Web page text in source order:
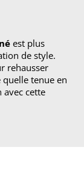
est plus
de style.
rehausser
tenue en
avec cette